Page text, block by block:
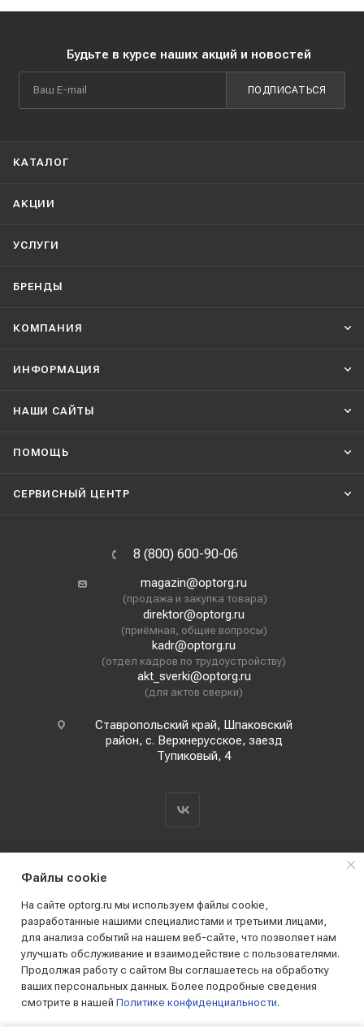
Будьте в курсе наших акций и новостей
ПОДПИСАТЬСЯ
КАТАЛОГ
АКЦИИ
УСЛУГИ
БРЕНДЫ
КОМПАНИЯ
ИНФОРМАЦИЯ
НАШИ CАЙТЫ
ПОМОЩЬ
СЕРВИСНЫЙ ЦЕНТР
8 (800) 600-90-06
magazin@optorg.ru
(продажа и закупка товара)
direktor@optorg.ru
(приёмная, общие вопросы)
kadr@optorg.ru
(отдел кадров по трудоустройству)
akt_sverki@optorg.ru
(для актов сверки)
Ставропольский край, Шпаковский
район, с. Верхнерусское, заезд
Тупиковый, 4
2019 - 2026 © АО КПК "Ставропольстройопторг"
Все права защищены
Файлы cookie
На сайте optorg.ru мы используем файлы cookie,
разработанные нашими специалистами и третьими лицами,
для анализа событий на нашем веб-сайте, что позволяет нам
улучшать обслуживание и взаимодействие с пользователями.
Продолжая работу с сайтом Вы соглашаетесь на обработку
ваших персональных данных. Более подробные сведения
смотрите в нашей Политике конфиденциальности.